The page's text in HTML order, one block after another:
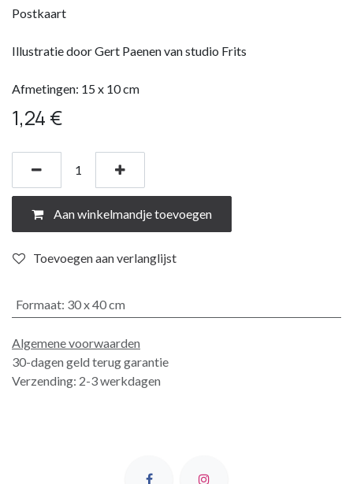
Postkaart
Illustratie door Gert Paenen van studio Frits
Afmetingen: 15 x 10 cm
1,24 €
Aan winkelmandje toevoegen
Toevoegen aan verlanglijst
Formaat: 30 x 40 cm
Algemene voorwaarden
30-dagen geld terug garantie
Verzending: 2-3 werkdagen